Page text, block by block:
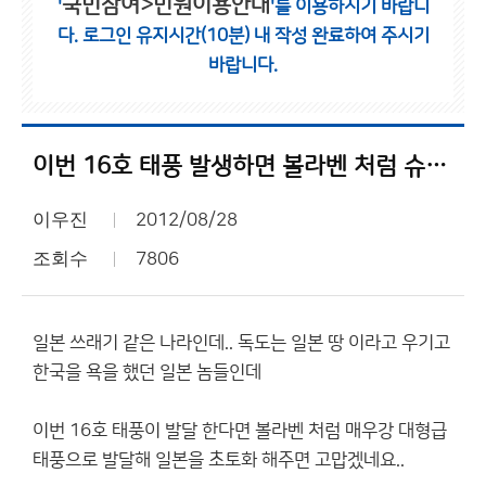
'국민참여>민원이용안내 '를 이용하시기 바랍니
다. 로그인 유지시간(10분) 내 작성 완료하여 주시기
바랍니다.
이번 16호 태풍 발생하면 볼라벤 처럼 슈퍼 태풍 발달해 일본에 상륙하면 좋겠네요.
이우진 2012/08/28
조회수 7806
일본 쓰래기 같은 나라인데.. 독도는 일본 땅 이라고 우기고
한국을 욕을 했던 일본 놈들인데
이번 16호 태풍이 발달 한다면 볼라벤 처럼 매우강 대형급
태풍으로 발달해 일본을 초토화 해주면 고맙겠네요..